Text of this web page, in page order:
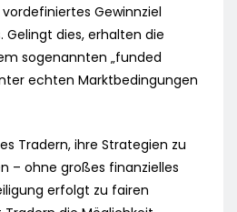
Gewinnziel
dies, erhalten die
sogenannten „funded
echten Marktbedingungen
Tradern, ihre Strategien zu
– ohne großes finanzielles
erfolgt zu fairen